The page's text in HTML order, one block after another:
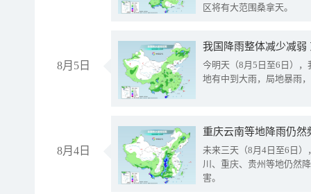
区将有大范围桑拿天。
8月5日
我国降雨整体减少减弱
今明天（8月5日至6日）
地有中到大雨，局地暴雨
8月4日
重庆云南等地降雨仍然
未来三天（8月4日至6日
川、重庆、贵州等地仍然
害。